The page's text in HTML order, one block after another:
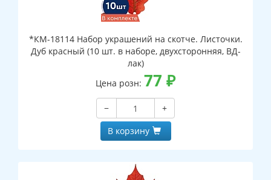
*КМ-18114 Набор украшений на скотче. Листочки.
Дуб красный (10 шт. в наборе, двухсторонняя, ВД-
лак)
Цена розн: 77 ₽
−
+
В корзину